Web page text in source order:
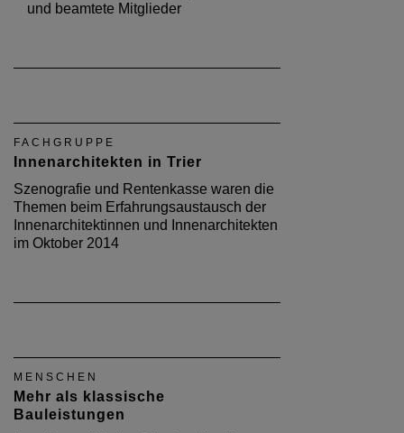
und beamtete Mitglieder
FACHGRUPPE
Innenarchitekten in Trier
Szenografie und Rentenkasse waren die
Themen beim Erfahrungsaustausch der
Innenarchitektinnen und Innenarchitekten
im Oktober 2014
MENSCHEN
Mehr als klassische
Bauleistungen